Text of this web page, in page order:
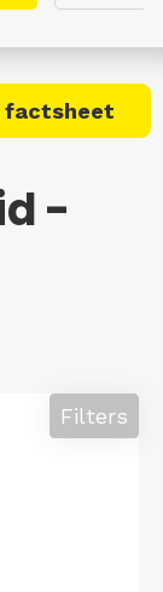
factsheet
-
Filters